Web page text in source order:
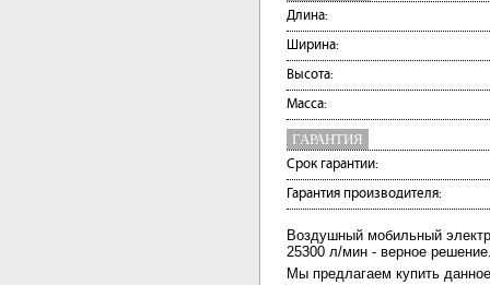
Длина:
Ширина:
Высота:
Масса:
ГАРАНТИЯ
Срок гарантии:
Гарантия производителя:
Воздушный мобильный
25300 л/мин - верное
Мы предлагаем купить